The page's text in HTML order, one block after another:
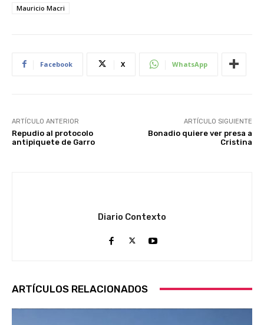
Mauricio Macri
Facebook X WhatsApp
ARTÍCULO ANTERIOR
Repudio al protocolo
antipiquete de Garro
ARTÍCULO SIGUIENTE
Bonadio quiere ver presa a
Cristina
Diario Contexto
ARTÍCULOS RELACIONADOS